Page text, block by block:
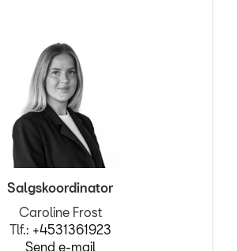
Salgskoordinator
Caroline Frost
Tlf.: +4531361923
Send e-mail